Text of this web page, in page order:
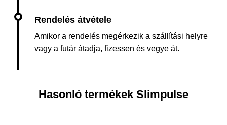
Amikor a rendelés megérkezik a szállítási helyre
vagy a futár átadja, fizessen és vegye át.
Hasonló termékek Slimpulse